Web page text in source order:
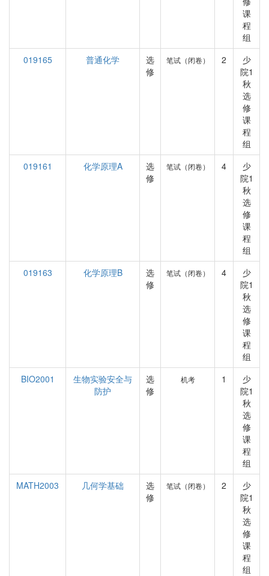
课
程
组
019165
普通化学
选
修
笔试（闭卷） 2
少
院1
秋
选
修
课
程
组
019161
化学原理A
选
修
笔试（闭卷） 4
少
院1
秋
选
修
课
程
组
019163
化学原理B
选
修
笔试（闭卷） 4
少
院1
秋
选
修
课
程
组
BIO2001
生物实验安全与
防护
选
修
机考 1
少
院1
秋
选
修
课
程
组
MATH2003
几何学基础
选
修
笔试（闭卷） 2
少
院1
秋
选
修
课
程
组